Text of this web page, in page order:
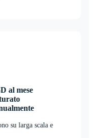
al mese
su larga scala e